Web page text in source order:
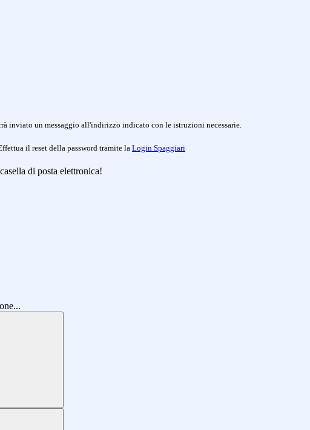
inviato un messaggio all'indirizzo indicato con le istruzioni necessarie.
il reset della password tramite la Login Spaggiari
di posta elettronica!